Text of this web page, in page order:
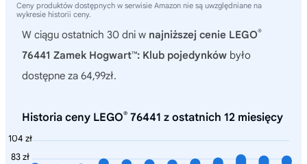
Ceny produktów dostępnych w serwisie Amazon nie są uwzględniane na
wykresie historii ceny.
W ciągu ostatnich 30 dni w najniższej cenie LEGO®
76441 Zamek Hogwart™: Klub pojedynków było
dostępne za 64,99zł.
Historia ceny LEGO® 76441 z ostatnich 12 miesięcy
104 zł
83 zł